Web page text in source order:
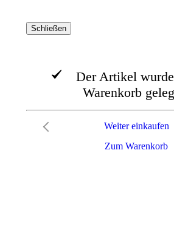
Schließen
Der Artikel
Warenkorb
Zum Warenkorb
Weiter einkaufen